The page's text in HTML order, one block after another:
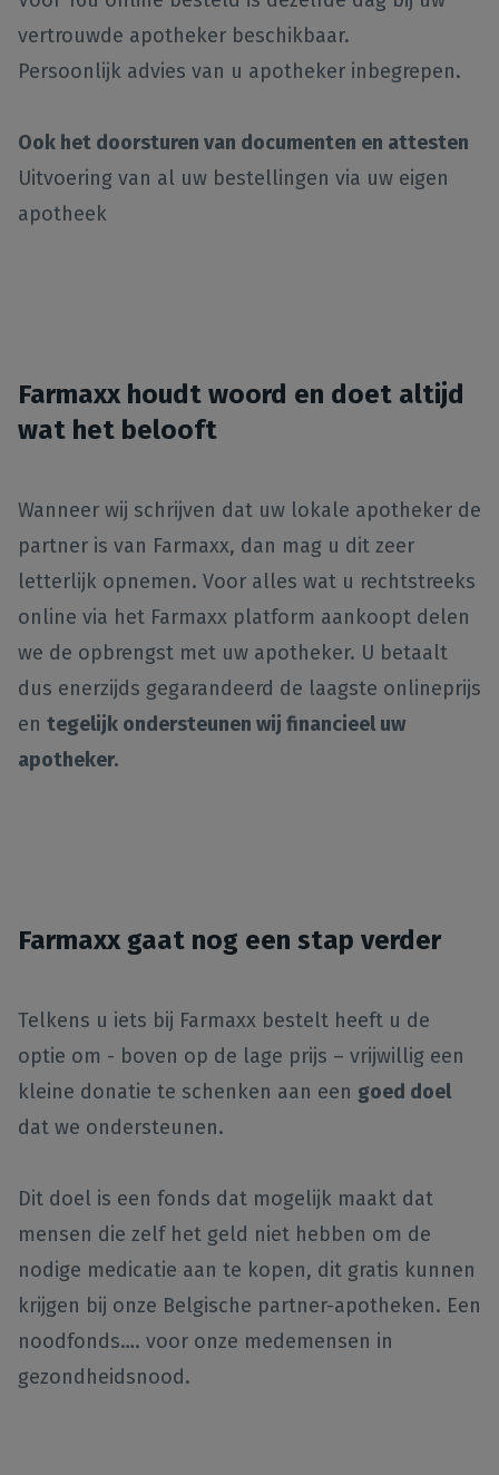
vertrouwde apotheker beschikbaar.
Persoonlijk advies van u apotheker inbegrepen.
Ook het doorsturen van documenten en attesten
Uitvoering van al uw bestellingen via uw eigen
apotheek
Farmaxx houdt woord en doet altijd
wat het belooft
Wanneer wij schrijven dat uw lokale apotheker de
partner is van Farmaxx, dan mag u dit zeer
letterlijk opnemen. Voor alles wat u rechtstreeks
online via het Farmaxx platform aankoopt delen
we de opbrengst met uw apotheker. U betaalt
dus enerzijds gegarandeerd de laagste onlineprijs
en tegelijk ondersteunen wij financieel uw
apotheker.
Farmaxx gaat nog een stap verder
Telkens u iets bij Farmaxx bestelt heeft u de
optie om - boven op de lage prijs – vrijwillig een
kleine donatie te schenken aan een goed doel
dat we ondersteunen.
Dit doel is een fonds dat mogelijk maakt dat
mensen die zelf het geld niet hebben om de
nodige medicatie aan te kopen, dit gratis kunnen
krijgen bij onze Belgische partner-apotheken. Een
noodfonds…. voor onze medemensen in
gezondheidsnood.